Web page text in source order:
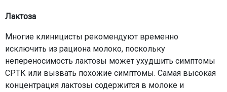
Лактоза
Многие клиницисты рекомендуют временно
исключить из рациона молоко, поскольку
непереносимость лактозы может ухудшить симптомы
СРТК или вызвать похожие симптомы. Самая высокая
концентрация лактозы содержится в молоке и